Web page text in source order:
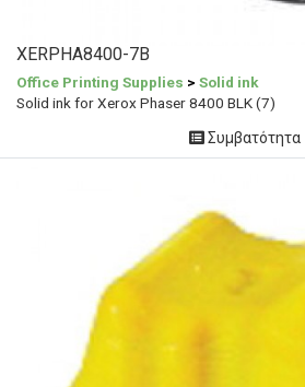
XERPHA8400-7B
Office Printing Supplies > Solid ink
Solid ink for Xerox Phaser 8400 BLK (7)
Συμβατότητα